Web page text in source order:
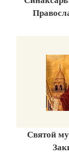
Святой